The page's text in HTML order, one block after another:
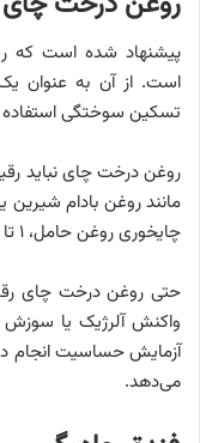
پیشنهاد شده است که
است. از آن به عنوان
تسکین سوختگی
روغن درخت چای نباید
چایخوری روغن حامل، ۱ تا ۳ قطره روغن درخت چای استفاده کنید.
حتی روغن درخت چای
واکنش آلرژیک یا
آزمایش حساسیت انجام
می‌دهد.